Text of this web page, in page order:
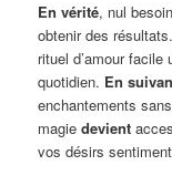
En vérité, nul
obtenir des
rituel d’amour
quotidien. En
enchantements
magiedevient
vos désirs